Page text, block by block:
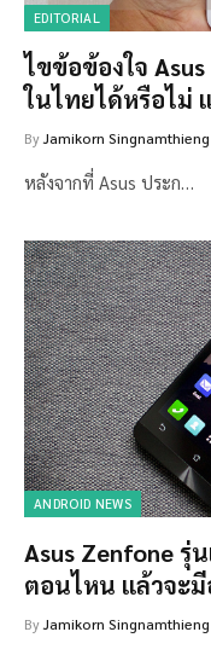
EDITORIAL
ไขข้อข้องใจ Asus
ในไทยได้หรือไม่
ByJamikorn Singnamthieng
หลังจากที่ Asus ประก…
ANDROID NEWS
Asus Zenfone รุ่
ตอนไหน แล้วจะมี
ByJamikorn Singnamthieng